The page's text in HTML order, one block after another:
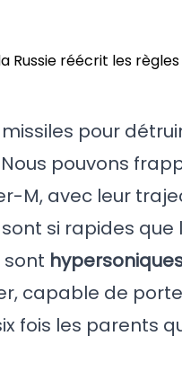
pour
pouvons
M, avec leur
si rapides
sont
capable de
fois les parents